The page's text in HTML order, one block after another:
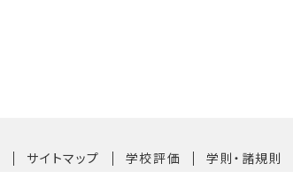
｜ サイトマップ ｜ 学校評価 ｜ 学則・諸規則